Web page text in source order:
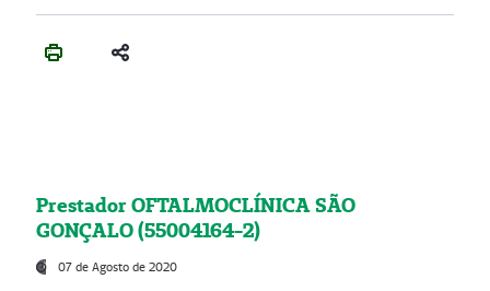
Prestador OFTALMOCLÍNICA SÃO
GONÇALO (55004164-2)
07 de Agosto de 2020